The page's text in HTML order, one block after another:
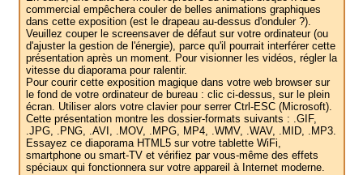
commercial empêchera couler de belles animations graphiques
dans cette exposition (est le drapeau au-dessus d'onduler ?).
Veuillez couper le screensaver de défaut sur votre ordinateur (ou
d'ajuster la gestion de l'énergie), parce qu'il pourrait interférer cette
présentation après un moment. Pour visionner les vidéos, régler la
vitesse du diaporama pour ralentir.
Pour courir cette exposition magique dans votre web browser sur
le fond de votre ordinateur de bureau : clic ci-dessus, sur le plein
écran. Utiliser alors votre clavier pour serrer Ctrl-ESC (Microsoft).
Cette présentation montre les dossier-formats suivants : .GIF,
.JPG, .PNG, .AVI, .MOV, .MPG, MP4, .WMV, .WAV, .MID, .MP3.
Essayez ce diaporama HTML5 sur votre tablette WiFi,
smartphone ou smart-TV et vérifiez par vous-même des effets
spéciaux qui fonctionnera sur votre appareil à Internet moderne.